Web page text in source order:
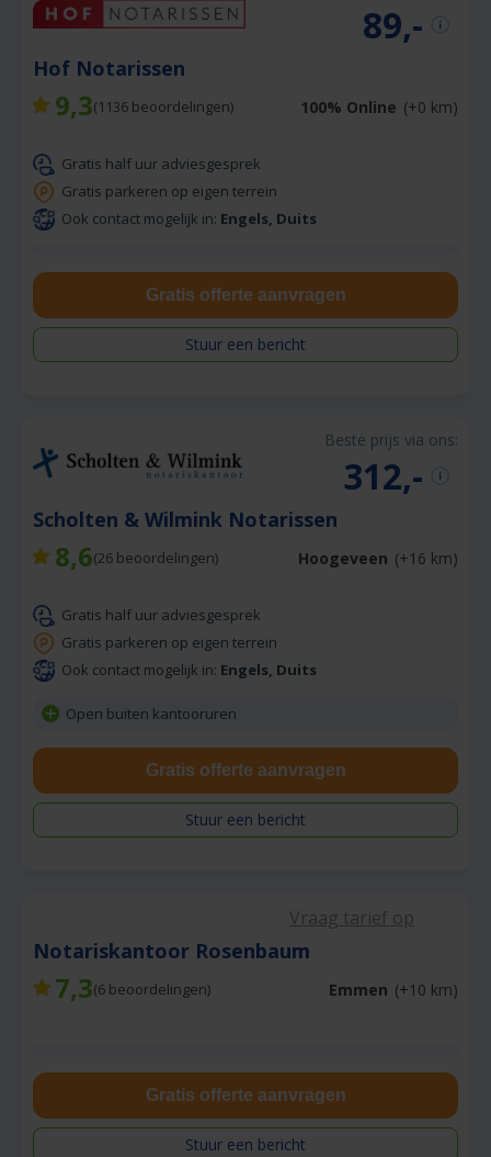
89,-
Hof Notarissen
9,3(1136 beoordelingen) 100% Online (+0 km)
Gratis half uur adviesgesprek
Gratis parkeren op eigen terrein
Ook contact mogelijk in: Engels, Duits
Gratis offerte aanvragen
Stuur een bericht
Beste prijs via ons:
312,-
Scholten & Wilmink Notarissen
8,6(26 beoordelingen) Hoogeveen (+16 km)
Gratis half uur adviesgesprek
Gratis parkeren op eigen terrein
Ook contact mogelijk in: Engels, Duits
Open buiten kantooruren
Gratis offerte aanvragen
Stuur een bericht
Vraag tarief op
Notariskantoor Rosenbaum
7,3(6 beoordelingen) Emmen (+10 km)
Gratis offerte aanvragen
Stuur een bericht